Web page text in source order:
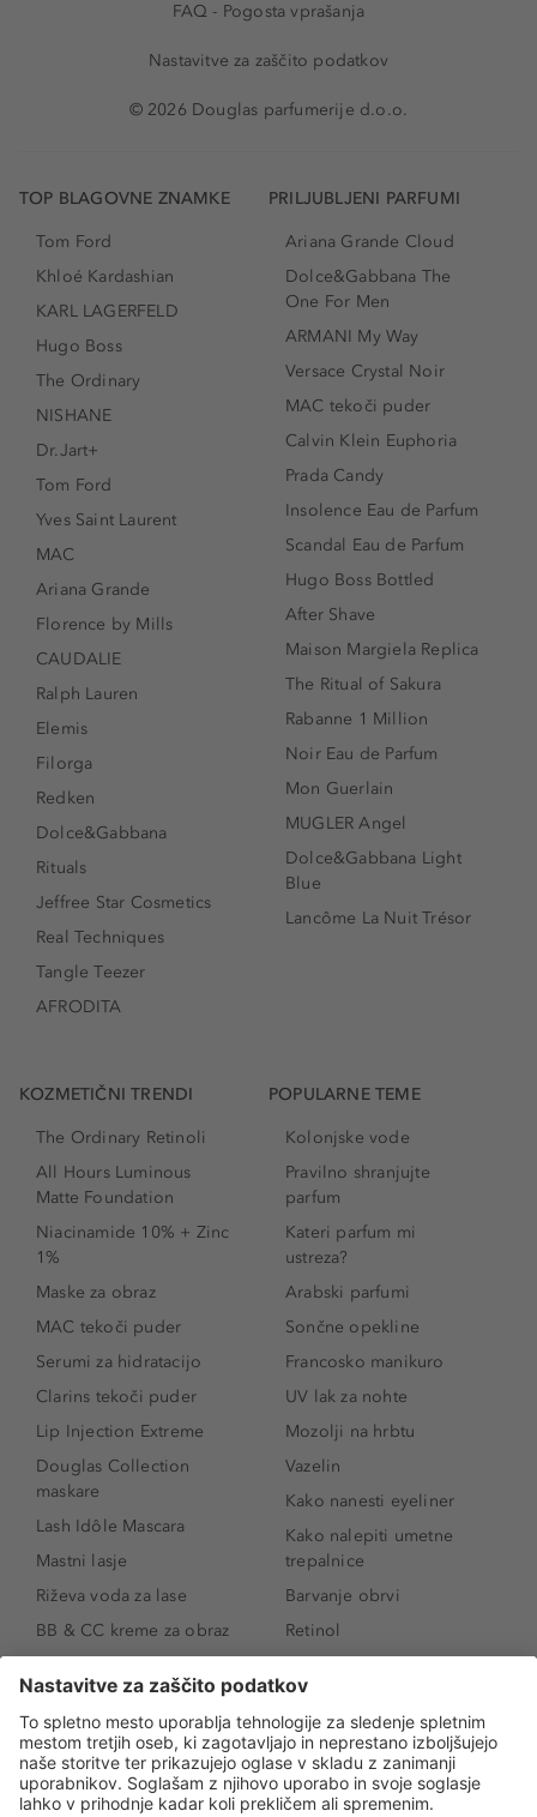
FAQ - Pogosta vprašanja
Nastavitve za zaščito podatkov
© 2026 Douglas parfumerije d.o.o.
TOP BLAGOVNE ZNAMKE
Tom Ford
Khloé Kardashian
KARL LAGERFELD
Hugo Boss
The Ordinary
NISHANE
Dr.Jart+
Tom Ford
Yves Saint Laurent
MAC
Ariana Grande
Florence by Mills
CAUDALIE
Ralph Lauren
Elemis
Filorga
Redken
Dolce&Gabbana
Rituals
Jeffree Star Cosmetics
Real Techniques
Tangle Teezer
AFRODITA
PRILJUBLJENI PARFUMI
Ariana Grande Cloud
Dolce&Gabbana The
One For Men
ARMANI My Way
Versace Crystal Noir
MAC tekoči puder
Calvin Klein Euphoria
Prada Candy
Insolence Eau de Parfum
Scandal Eau de Parfum
Hugo Boss Bottled
After Shave
Maison Margiela Replica
The Ritual of Sakura
Rabanne 1 Million
Noir Eau de Parfum
Mon Guerlain
MUGLER Angel
Dolce&Gabbana Light
Blue
Lancôme La Nuit Trésor
KOZMETIČNI TRENDI
The Ordinary Retinoli
All Hours Luminous
Matte Foundation
Niacinamide 10% + Zinc
1%
Maske za obraz
MAC tekoči puder
Serumi za hidratacijo
Clarins tekoči puder
Lip Injection Extreme
Douglas Collection
maskare
Lash Idôle Mascara
Mastni lasje
Riževa voda za lase
BB & CC kreme za obraz
SPF 30
Senčila za oči
Tekoči puder
Ličenje povešenih vek
POPULARNE TEME
Kolonjske vode
Pravilno shranjujte
parfum
Kateri parfum mi
ustreza?
Arabski parfumi
Sončne opekline
Francosko manikuro
UV lak za nohte
Mozolji na hrbtu
Vazelin
Kako nanesti eyeliner
Kako nalepiti umetne
trepalnice
Barvanje obrvi
Retinol
Niacinamid
Rozacea
Salicilna kislina